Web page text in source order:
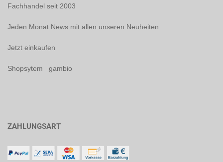
Fachhandel seit 2003
Jeden Monat News mit allen unseren Neuheiten
Jetzt einkaufen
Shopsytem gambio
ZAHLUNGSART